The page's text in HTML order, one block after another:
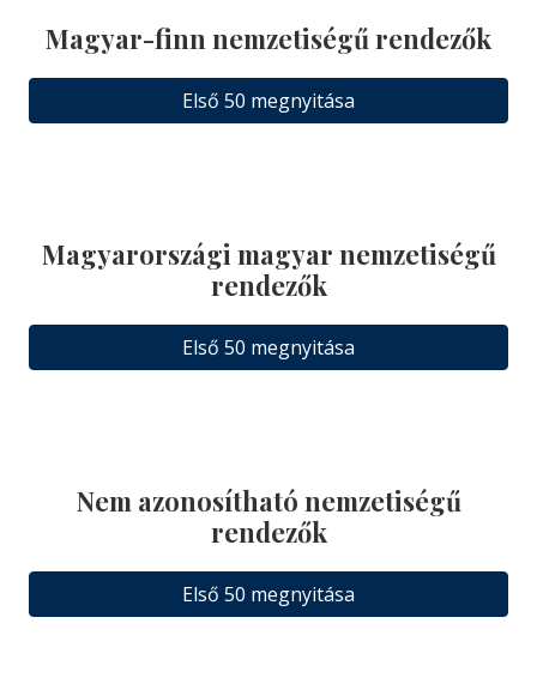
Magyar-finn nemzetiségű rendezők
Első 50 megnyitása
Magyarországi magyar nemzetiségű
rendezők
Első 50 megnyitása
Nem azonosítható nemzetiségű
rendezők
Első 50 megnyitása